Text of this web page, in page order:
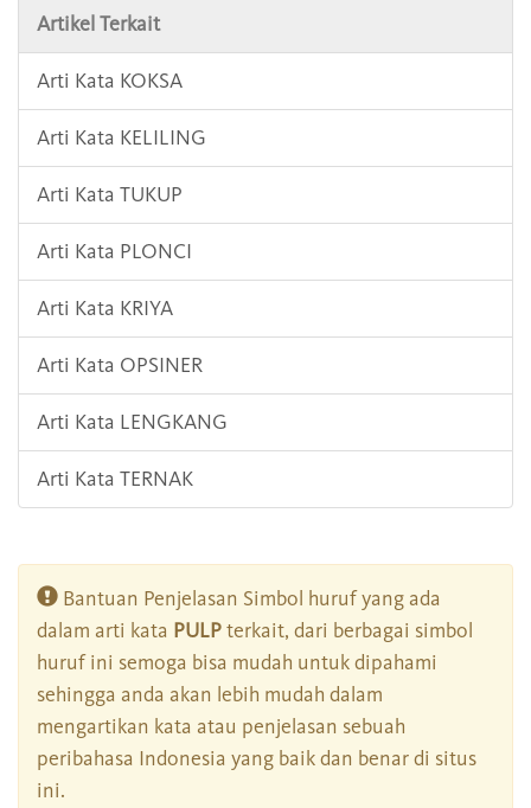
Artikel Terkait
Arti Kata KOKSA
Arti Kata KELILING
Arti Kata TUKUP
Arti Kata PLONCI
Arti Kata KRIYA
Arti Kata OPSINER
Arti Kata LENGKANG
Arti Kata TERNAK
Bantuan Penjelasan Simbol huruf yang ada
dalam arti kata PULPterkait, dari berbagai simbol
huruf ini semoga bisa mudah untuk dipahami
sehingga anda akan lebih mudah dalam
mengartikan kata atau penjelasan sebuah
peribahasa Indonesia yang baik dan benar di situs
ini.